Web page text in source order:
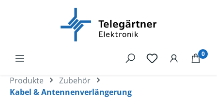
0
Produkte
Zubehör
Kabel & Antennenverlängerung